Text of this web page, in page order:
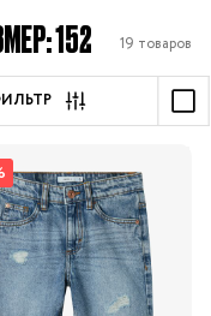
152 19 товаров